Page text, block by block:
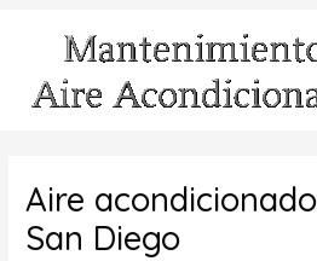
contenido
Aire
San Diego